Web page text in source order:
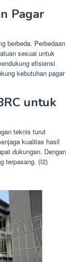
Pagar
berbeda. Perbedaan
sesuai untuk
efisiensi
kebutuhan pagar
untuk
teknis turut
kualitas hasil
dukungan. Dengan
terpasang. (I2)